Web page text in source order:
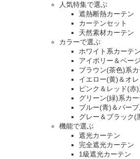
人気特集で選ぶ
遮熱断熱カーテン
カーテンセット
天然素材カーテン
カラーで選ぶ
ホワイト系カーテン
アイボリー＆ベー
ブラウン(茶色)系
イエロー(黄)＆オ
ピンク＆レッド(赤
グリーン(緑)系カ
ブルー(青)＆パー
グレー＆ブラック(
機能で選ぶ
遮光カーテン
完全遮光カーテン
1級遮光カーテン